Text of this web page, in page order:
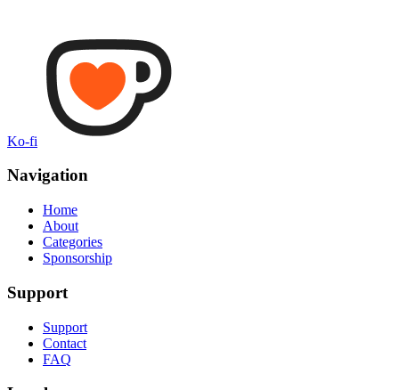
Ko-fi
Navigation
Home
About
Categories
Sponsorship
Support
Support
Contact
FAQ